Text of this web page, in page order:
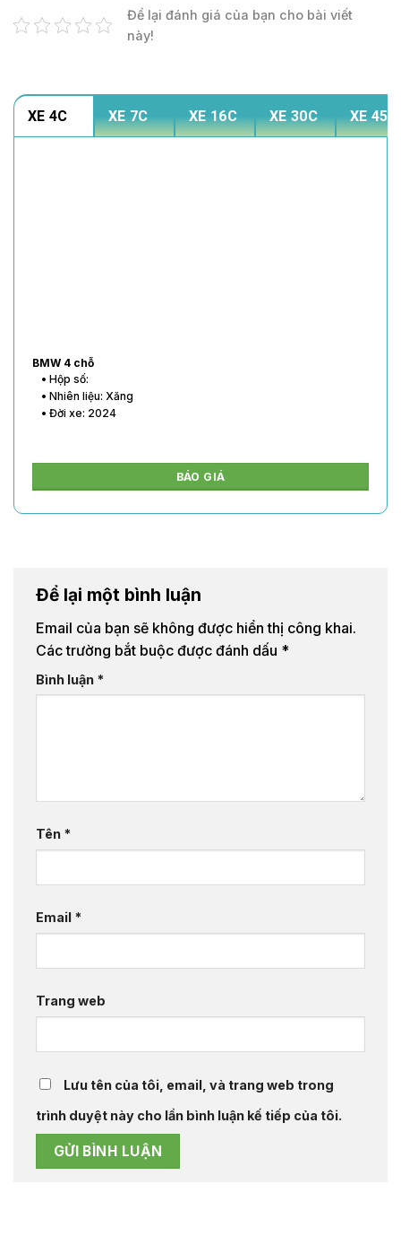
Để lại đánh giá của bạn cho bài viết
này!
XE 4C XE 7C XE 16C XE 30C XE 45C
BMW 4 chỗ
• Hộp số:
• Nhiên liệu: Xăng
• Đời xe: 2024
BÁO GIÁ
Để lại một bình luận
Email của bạn sẽ không được hiển thị công khai.
Các trường bắt buộc được đánh dấu *
Bình luận *
Tên *
Email *
Trang web
Lưu tên của tôi, email, và trang web trong
trình duyệt này cho lần bình luận kế tiếp của tôi.